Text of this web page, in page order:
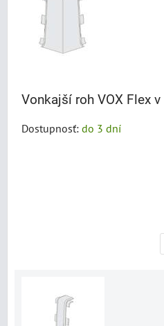
Vonkajší roh VOX Flex
Dostupnosť: do 3 dní